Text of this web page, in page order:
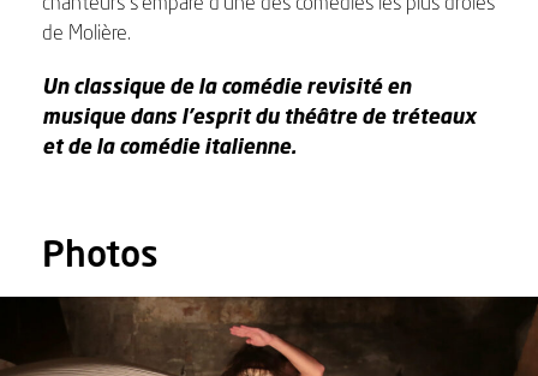
de Molière.
Un classique de la comédie revisité en
musique dans l’esprit du théâtre de tréteaux
et de la comédie italienne.
Photos